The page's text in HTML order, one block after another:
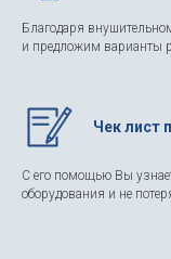
Благодаря
и предложим варианты
Чек лист
С его помощью Вы
оборудования и не